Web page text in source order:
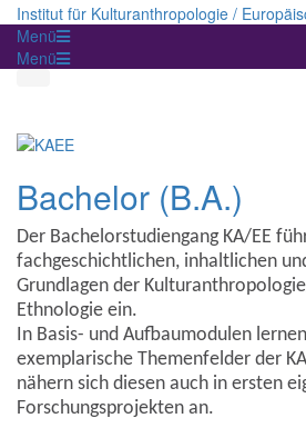
Institut für Kulturanthropologie /
Menü
Menü
Bachelor (B.A.)
Der Bachelorstudiengang KA/EE
fachgeschichtlichen, inhaltlichen
Grundlagen der
Ethnologie ein.
In Basis- und Aufbaumodulen
exemplarische Themenfelder der
nähern sich diesen auch in ersten
Forschungsprojekten an.